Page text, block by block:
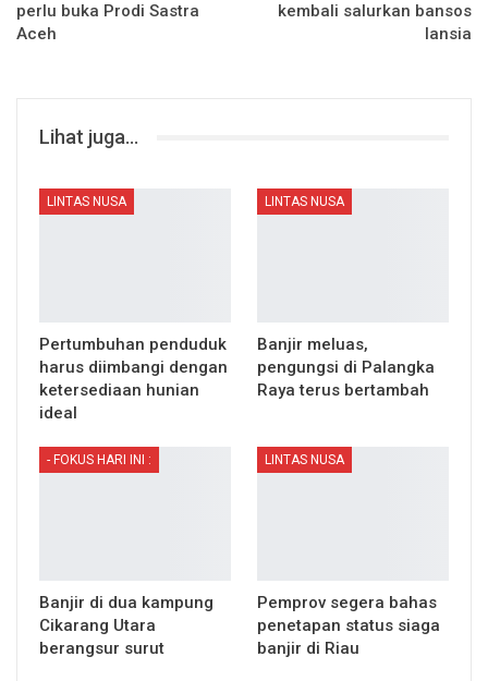
perlu buka Prodi Sastra
Aceh
kembali salurkan bansos
lansia
Lihat juga...
LINTAS NUSA
Pertumbuhan penduduk
harus diimbangi dengan
ketersediaan hunian
ideal
LINTAS NUSA
Banjir meluas,
pengungsi di Palangka
Raya terus bertambah
- FOKUS HARI INI :
Banjir di dua kampung
Cikarang Utara
berangsur surut
LINTAS NUSA
Pemprov segera bahas
penetapan status siaga
banjir di Riau